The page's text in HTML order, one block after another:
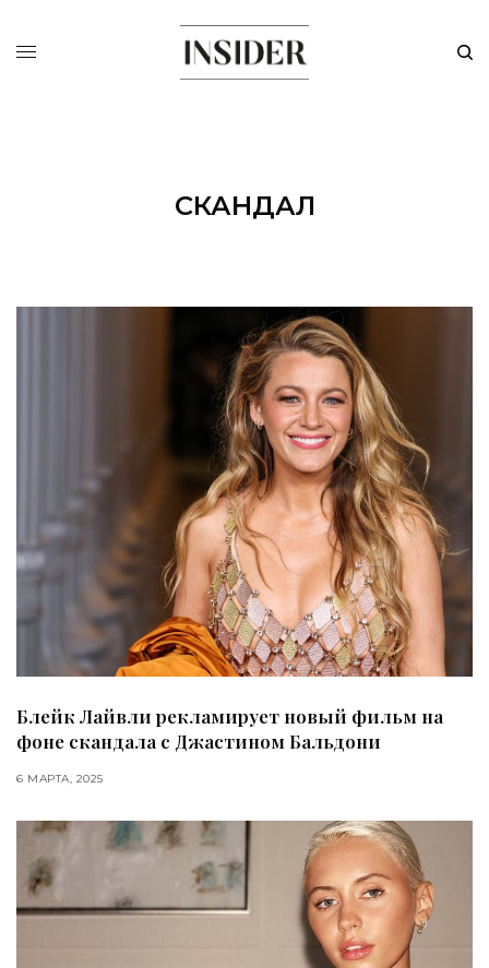
СКАНДАЛ
Блейк Лайвли рекламирует новый фильм на
фоне скандала с Джастином Бальдони
6 МАРТА, 2025